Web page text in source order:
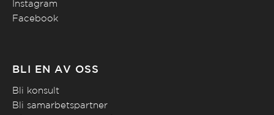
Instagram
Facebook
BLI EN AV OSS
Bli konsult
Bli samarbetspartner